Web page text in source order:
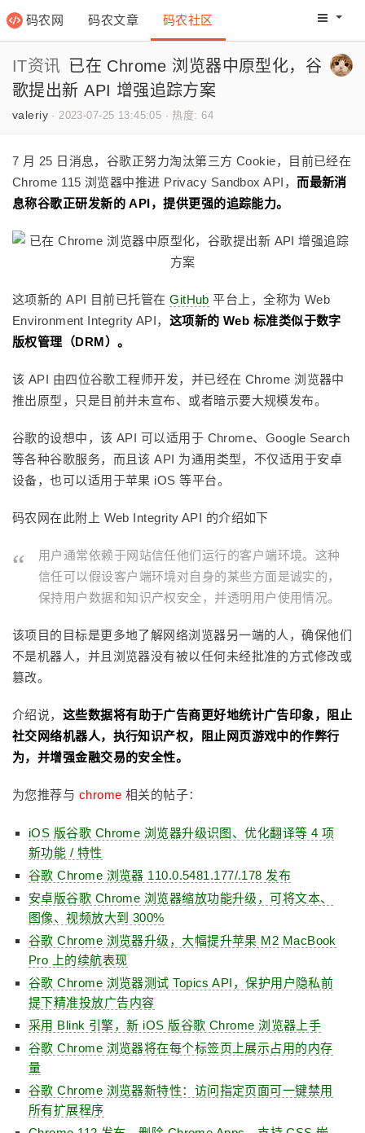
码农网 码农文章 码农社区 码农网
IT资讯 已在 Chrome 浏览器中原型化，谷
歌提出新 API 增强追踪方案
valeriy ·2023-07-25 13:45:05 · 热度: 64
7 月 25 日消息，谷歌正努力淘汰第三方 Cookie，目前已经在
Chrome 115 浏览器中推进 Privacy Sandbox API，而最新消
息称谷歌正研发新的 API，提供更强的追踪能力。
这项新的 API 目前已托管在GitHub 平台上，全称为 Web
Environment Integrity API， 这项新的 Web 标准类似于数字
版权管理（DRM）。
该 API 由四位谷歌工程师开发，并已经在 Chrome 浏览器中
推出原型，只是目前并未宣布、或者暗示要大规模发布。
谷歌的设想中，该 API 可以适用于 Chrome、Google Search
等各种谷歌服务，而且该 API 为通用类型，不仅适用于安卓
设备，也可以适用于苹果 iOS 等平台。
码农网在此附上 Web Integrity API 的介绍如下
用户通常依赖于网站信任他们运行的客户端环境。这种
信任可以假设客户端环境对自身的某些方面是诚实的，
保持用户数据和知识产权安全，并透明用户使用情况。
该项目的目标是更多地了解网络浏览器另一端的人，确保他们
不是机器人，并且浏览器没有被以任何未经批准的方式修改或
篡改。
介绍说， 这些数据将有助于广告商更好地统计广告印象，阻止
社交网络机器人，执行知识产权，阻止网页游戏中的作弊行
为，并增强金融交易的安全性。
为您推荐与 chrome 相关的帖子：
iOS 版谷歌 Chrome 浏览器升级识图、优化翻译等 4 项
新功能 / 特性
谷歌 Chrome 浏览器 110.0.5481.177/.178 发布
安卓版谷歌 Chrome 浏览器缩放功能升级，可将文本、
图像、视频放大到 300%
谷歌 Chrome 浏览器升级，大幅提升苹果 M2 MacBook
Pro 上的续航表现
谷歌 Chrome 浏览器测试 Topics API，保护用户隐私前
提下精准投放广告内容
采用 Blink 引擎，新 iOS 版谷歌 Chrome 浏览器上手
谷歌 Chrome 浏览器将在每个标签页上展示占用的内存
量
谷歌 Chrome 浏览器新特性：访问指定页面可一键禁用
所有扩展程序